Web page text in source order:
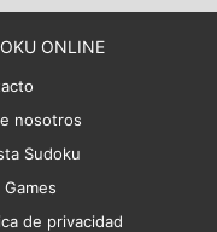
ONLINE
nosotros
Sudoku
Games
de privacidad